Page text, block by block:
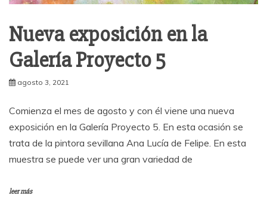
Nueva exposición en la
Galería Proyecto 5
agosto 3, 2021
Comienza el mes de agosto y con él viene una nueva
exposición en la Galería Proyecto 5. En esta ocasión se
trata de la pintora sevillana Ana Lucía de Felipe. En esta
muestra se puede ver una gran variedad de
leer más